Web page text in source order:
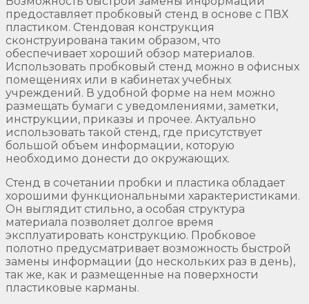
предоставляет пробковый стенд в основе с ПВХ
пластиком. Стендовая конструкция
сконструирована таким образом, что
обеспечивает хороший обзор материалов.
Использовать пробковый стенд можно в офисных
помещениях или в кабинетах учебных
учреждений. В удобной форме на нем можно
размещать бумаги с уведомлениями, заметки,
инструкции, приказы и прочее. Актуально
использовать такой стенд, где присутствует
большой объем информации, которую
необходимо донести до окружающих.
Стенд в сочетании пробки и пластика обладает
хорошими функциональными характеристиками.
Он выглядит стильно, а особая структура
материала позволяет долгое время
эксплуатировать конструкцию. Пробковое
полотно предусматривает возможность быстрой
замены информации (до нескольких раз в день),
так же, как и размещенные на поверхности
пластиковые карманы.